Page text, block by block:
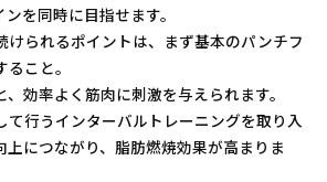
を同時に目指せます。
けられるポイントは、まず基本のパンチフ
こと。
効率よく筋肉に刺激を与えられます。
て行うインターバルトレーニングを取り入
上につながり、脂肪燃焼効果が高まりま